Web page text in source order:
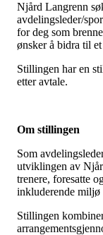
Njård Langrenn
avdelingsleder/
for deg som
ønsker å bidra til
Stillingen har en
etter avtale.
Om stillingen
Som
utviklingen av
trenere, foresatte
inkluderende miljø
Stillingen